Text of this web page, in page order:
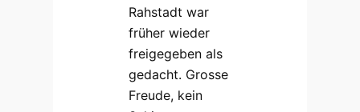
Rahstadt war
früher wieder
freigegeben als
gedacht. Grosse
Freude, kein